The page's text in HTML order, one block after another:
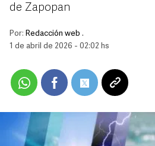
de Zapopan
Por: Redacción web .
1 de abril de 2026 - 02:02 hs